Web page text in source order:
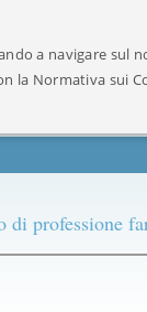
di professione
a navigare sul
la Normativa sui